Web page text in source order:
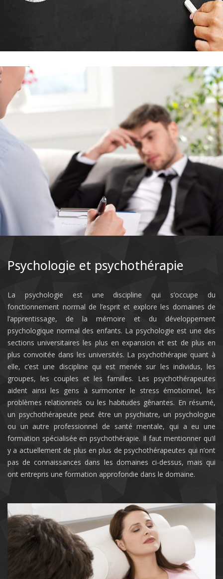
Évoluez !
Psychologie et psychothérapie
La psychologie est une discipline qui s’occupe du
fonctionnement normal de l’esprit et explore les domaines de
l’apprentissage, de la mémoire et du développement
psychologique normal des enfants. La psychologie est une des
sections universitaires les plus en expansion et est de plus en
plus convoitée dans les universités. La psychothérapie quant à
elle, c’est une discipline qui est menée sur les individus, les
groupes, les couples et les familles. Les psychothérapeutes
aident ainsi les gens à surmonter le stress émotionnel, les
problèmes relationnels ou les habitudes gênantes. En résumé,
un psychothérapeute peut être un psychiatre, un psychologue
ou un autre professionnel de santé mentale, qui a eu une
formation spécialisée en psychothérapie. Il faut mentionner qu’il
y a actuellement de plus en plus de psychothérapeutes qui n’ont
pas de connaissances dans les domaines ci-dessus, mais qui
ont entrepris une formation approfondie dans le domaine.